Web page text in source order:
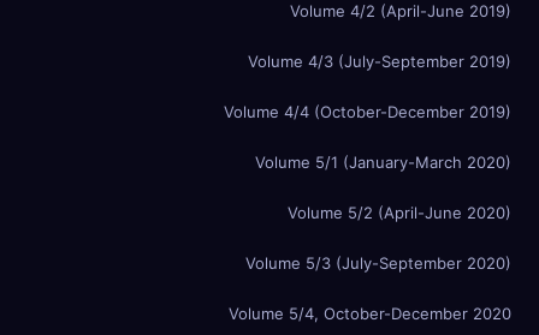
Volume 4/2 (April-June 2019)
Volume 4/3 (July-September 2019)
Volume 4/4 (October-December 2019)
Volume 5/1 (January-March 2020)
Volume 5/2 (April-June 2020)
Volume 5/3 (July-September 2020)
Volume 5/4, October-December 2020